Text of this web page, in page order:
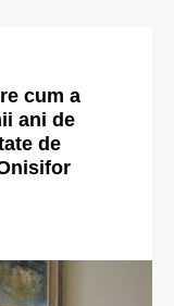
cum a
ani de
de